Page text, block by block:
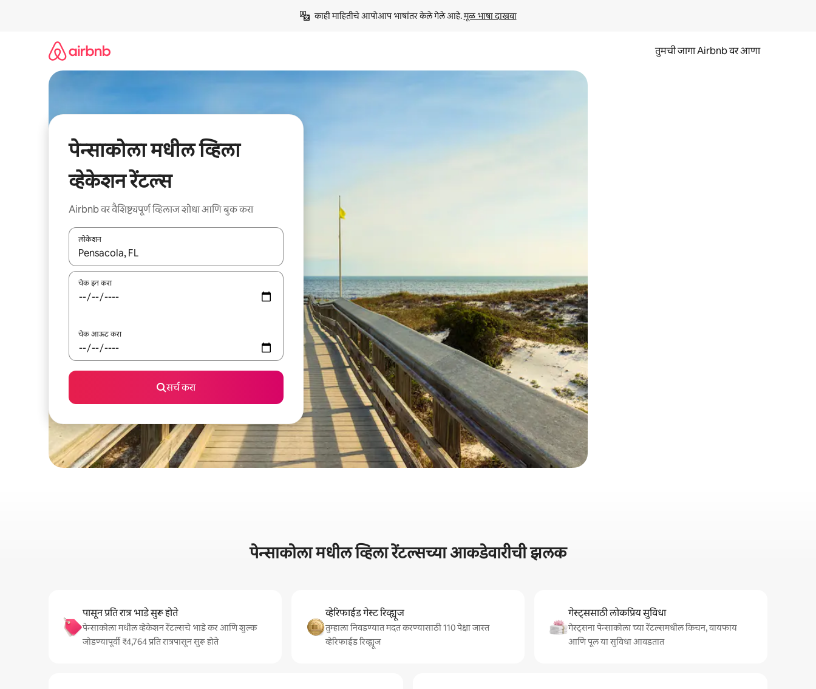
काही माहितीचे आपोआप भाषांतर केले गेले आहे. मूळ भाषा दाखवा
तुमची जागा Airbnb वर आणा
पेन्साकोला मधील व्हिला
व्हेकेशन रेंटल्स
Airbnb वर वैशिष्ट्यपूर्ण व्हिलाज शोधा आणि बुक करा
लोकेशन
जेव्हा परिणाम उपलब्ध असतील, तेव्हा वरच्या आणि खाली बाणांच्या किजसह नेव्हिगेट करा किंवा स्पर्शाने स्वाइप जेश्चर्स वापरून एक्सप्लोर करा.
चेक इन करा
चेक आऊट करा
सर्च करा
पेन्साकोला मधील व्हिला रेंटल्सच्या आकडेवारीची झलक
पासून प्रति रात्र भाडे सुरू होते
पेन्साकोला मधील व्हेकेशन रेंटल्सचे भाडे कर आणि शुल्क
जोडण्यापूर्वी ₹4,764 प्रति रात्रपासून सुरू होते
व्हेरिफाईड गेस्ट रिव्ह्यूज
तुम्हाला निवडण्यात मदत करण्यासाठी 110 पेक्षा जास्त
व्हेरिफाईड रिव्ह्यूज
गेस्ट्ससाठी लोकप्रिय सुविधा
गेस्ट्सना पेन्साकोला च्या रेंटल्समधील किचन, वायफाय
आणि पूल या सुविधा आवडतात